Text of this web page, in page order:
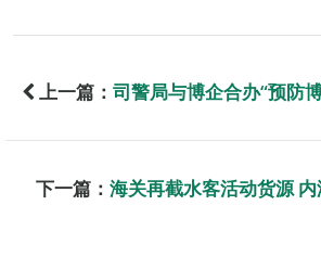
上一篇： 司警局与博企合办“预防
下一篇： 海关再截水客活动货源